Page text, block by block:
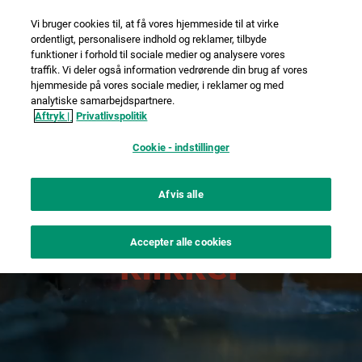
når det bare
klikker
Vi bruger cookies til, at få vores hjemmeside til at virke
ordentligt, personalisere indhold og reklamer, tilbyde
funktioner i forhold til sociale medier og analysere vores
traffik. Vi deler også information vedrørende din brug af vores
hjemmeside på vores sociale medier, i reklamer og med
analytiske samarbejdspartnere.
Aftryk | Privatlivspolitik
Cookie - indstillinger
Afvis alle
Accepter alle cookies